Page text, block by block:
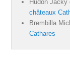
Hudon Jacky
châteaux
Brembilla
Cathares